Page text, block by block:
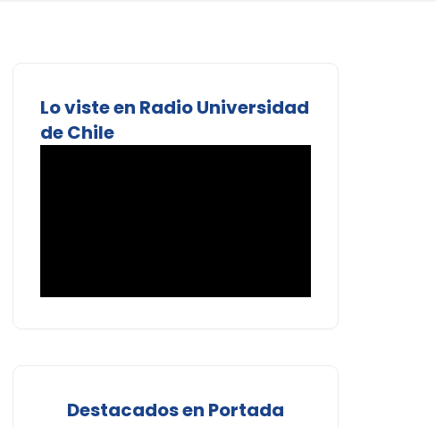
Lo viste en Radio Universidad
de Chile
Destacados en Portada